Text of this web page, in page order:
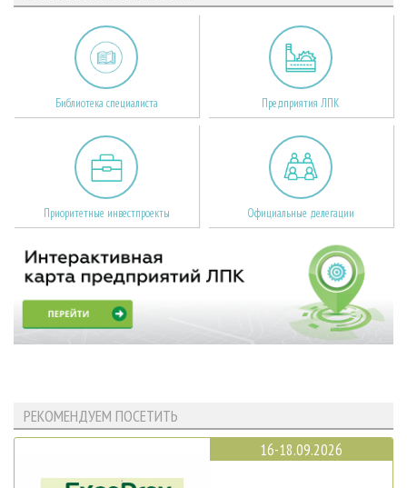
Библиотека специалиста Предприятия ЛПК
Приоритетные инвестпроекты Официальные делегации
РЕКОМЕНДУЕМ ПОСЕТИТЬ
16-18.09.2026